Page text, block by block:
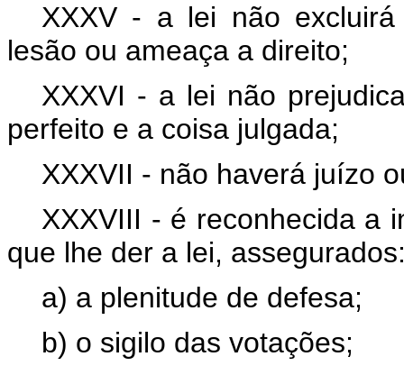
XXXV - a lei não
lesão ou ameaça a direito;
XXXVI - a lei não
perfeito e a coisa julgada;
XXXVII - não haverá juízo
XXXVIII - é reconhecida a
que lhe der a lei,
a) a plenitude de defesa;
b) o sigilo das votações;